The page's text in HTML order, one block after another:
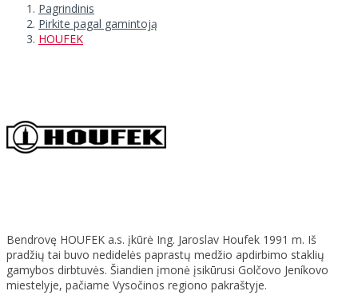
Pagrindinis
Pirkite pagal gamintoją
HOUFEK
Bendrovę HOUFEK a.s. įkūrė Ing. Jaroslav Houfek 1991 m. Iš
pradžių tai buvo nedidelės paprastų medžio apdirbimo staklių
gamybos dirbtuvės. Šiandien įmonė įsikūrusi Golčovo Jeníkovo
miestelyje, pačiame Vysočinos regiono pakraštyje.